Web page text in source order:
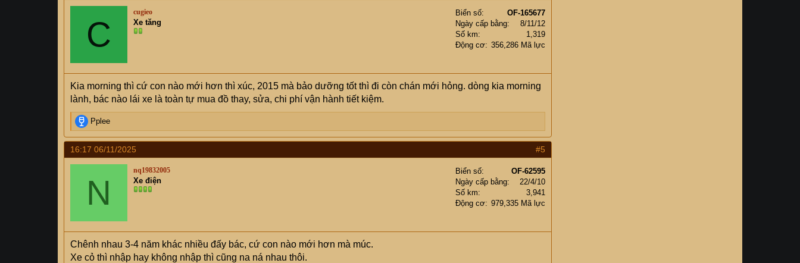
t
o
n
s
C
cugieo
Xe tăng
Biển số
OF-165677
Ngày cấp bằng
8/11/12
Số km
1,319
Động cơ
356,286 Mã lực
Kia morning thì cứ con nào mới hơn thì xúc, 2015 mà bảo dưỡng tốt thì đi còn chán mới hỏng. dòng kia morning
lành, bác nào lái xe là toàn tự mua đồ thay, sửa, chi phí vận hành tiết kiệm.
R
e
a
t
o
s
Pplee
16:17 06/11/2025 #5
N
nq19832005
Xe điện
Biển số
OF-62595
Ngày cấp bằng
22/4/10
Số km
3,941
Động cơ
979,335 Mã lực
Chênh nhau 3-4 năm khác nhiều đấy bác, cứ con nào mới hơn mà múc.
Xe cỏ thì nhập hay không nhập thì cũng na ná nhau thôi.